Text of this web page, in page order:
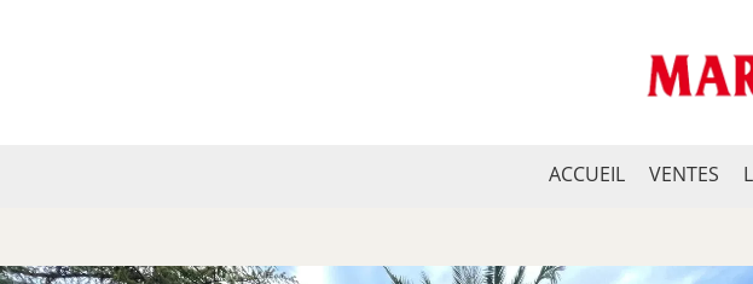
ACCUEIL VENTES